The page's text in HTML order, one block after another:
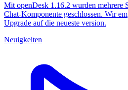
Mit openDesk 1.16.2 wurden mehrere
Chat-Komponente geschlossen. Wir
Upgrade auf die neueste version.
Neuigkeiten